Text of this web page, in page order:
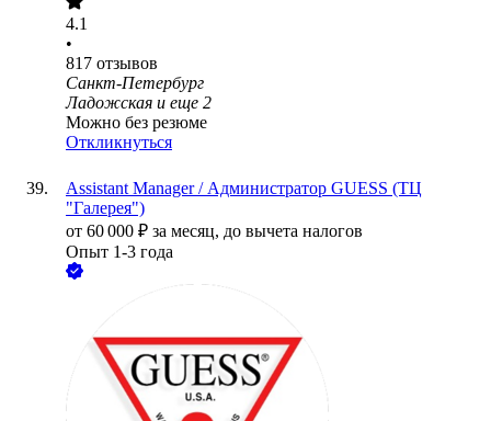
4.1
•
817 отзывов
Санкт-Петербург
Ладожская и еще 2
Можно без резюме
Откликнуться
Assistant Manager / Администратор GUESS (ТЦ
"Галерея")
от 60 000 ₽ за месяц, до вычета налогов
Опыт 1-3 года